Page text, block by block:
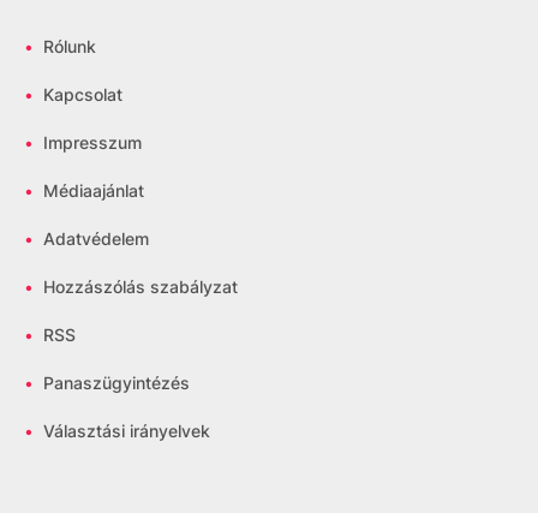
• Rólunk
• Kapcsolat
• Impresszum
• Médiaajánlat
• Adatvédelem
• Hozzászólás szabályzat
• RSS
• Panaszügyintézés
• Választási irányelvek